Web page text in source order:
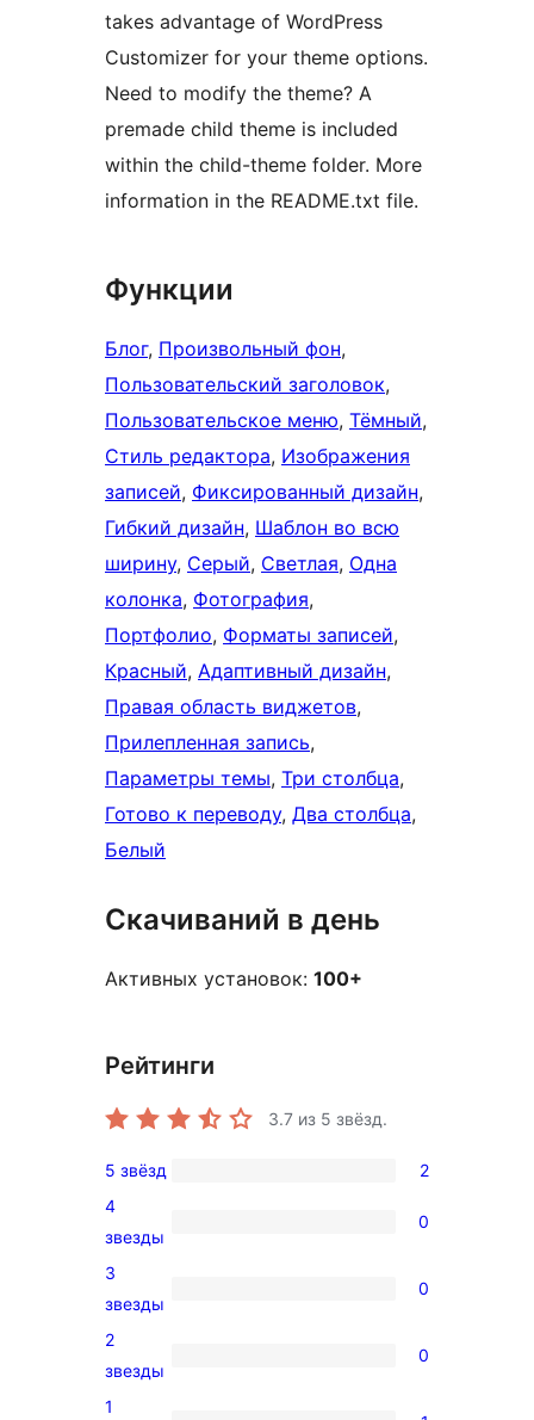
takes advantage of WordPress
Customizer for your theme options.
Need to modify the theme? A
premade child theme is included
within the child-theme folder. More
information in the README.txt file.
Функции
Блог, Произвольный фон
Пользовательский заголовок
Пользовательское меню, Тёмный
Стиль редактора, Изображения
записей, Фиксированный дизайн
Гибкий дизайн, Шаблон во всю
ширину, Серый, Светлая, Одна
колонка, Фотография
Портфолио, Форматы записей
Красный, Адаптивный дизайн
Правая область виджетов
Прилепленная запись
Параметры темы, Три столбца
Готово к переводу, Два столбца
Белый
Скачиваний в день
Активных установок: 100+
Рейтинги
3.7 из 5 звёзд.
2
5-
звездный
отзыв
5 звёзд 2
0
4-
звездный
4
звезды
0
0
3-
звездный
3
звезды
0
0
2-
2
звезды
0
1